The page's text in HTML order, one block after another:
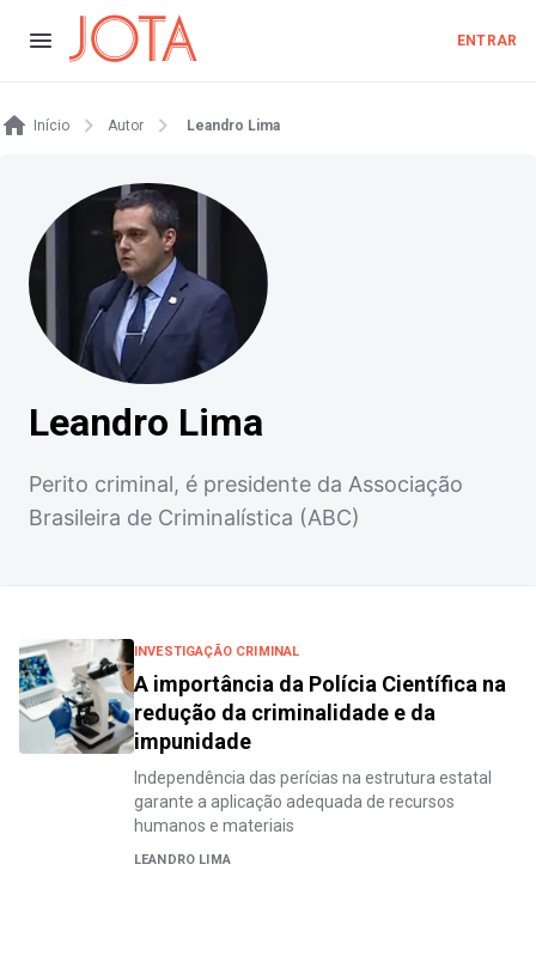
ENTRAR
Início Autor Leandro Lima
Leandro Lima
Perito criminal, é presidente da Associação
Brasileira de Criminalística (ABC)
INVESTIGAÇÃO CRIMINAL
A importância da Polícia Científica na
redução da criminalidade e da
impunidade
Independência das perícias na estrutura estatal
garante a aplicação adequada de recursos
humanos e materiais
LEANDRO LIMA